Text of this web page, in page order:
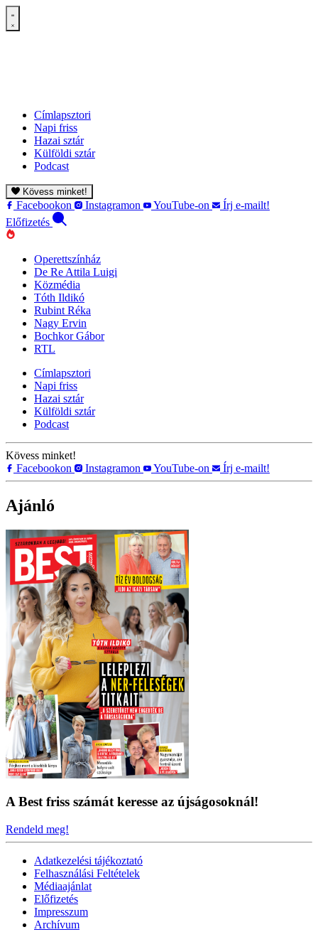
Címlapsztori
Napi friss
Hazai sztár
Külföldi sztár
Podcast
Kövess minket!
Facebookon Instagramon YouTube-on
Írj e-mailt!
Előfizetés
Operettszínház
De Re Attila Luigi
Közmédia
Tóth Ildikó
Rubint Réka
Nagy Ervin
Bochkor Gábor
RTL
Címlapsztori
Napi friss
Hazai sztár
Külföldi sztár
Podcast
Kövess minket!
Facebookon
Instagramon YouTube-on Írj e-mailt!
Ajánló
A Best friss számát keresse az újságosoknál!
Rendeld meg!
Adatkezelési tájékoztató
Felhasználási Feltételek
Médiaajánlat
Előfizetés
Impresszum
Archívum